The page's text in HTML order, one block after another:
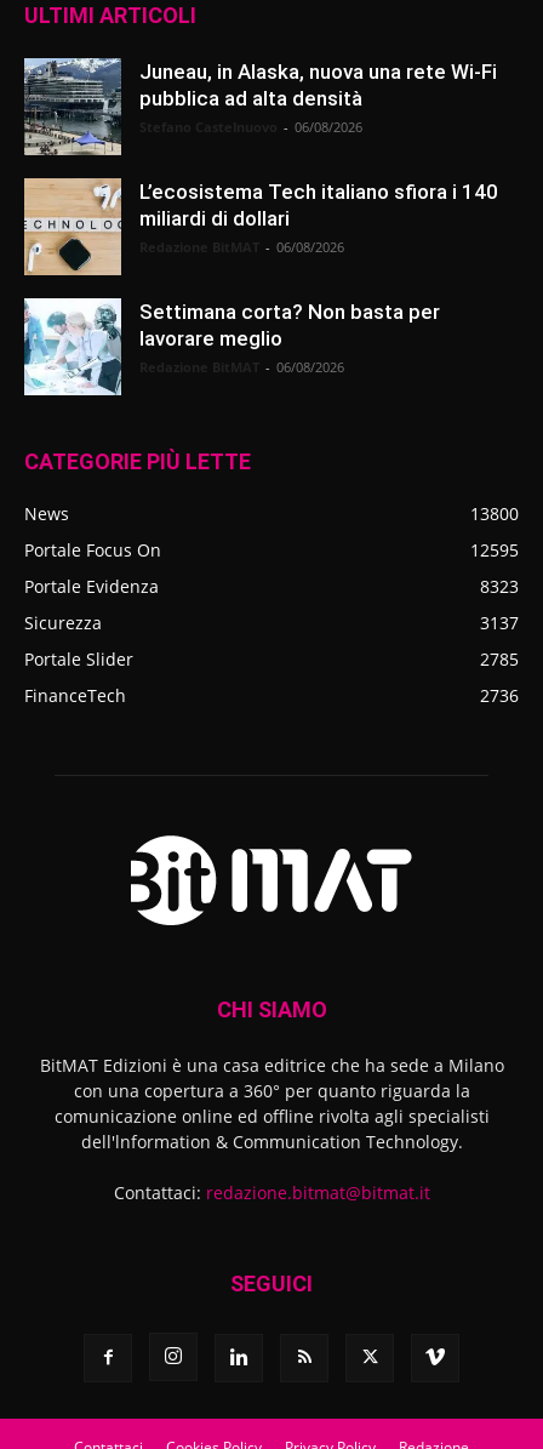
ULTIMI ARTICOLI
Juneau, in Alaska, nuova una rete Wi-Fi
pubblica ad alta densità
- 06/08/2026
L’ecosistema Tech italiano sfiora i 140
miliardi di dollari
- 06/08/2026
Settimana corta? Non basta per
lavorare meglio
- 06/08/2026
CATEGORIE PIÙ LETTE
News
13800
Portale Focus On
12595
Portale Evidenza
8323
Sicurezza
3137
Portale Slider
2785
FinanceTech
2736
CHI SIAMO
BitMAT Edizioni è una casa editrice che ha sede a Milano
con una copertura a 360° per quanto riguarda la
comunicazione online ed offline rivolta agli specialisti
dell'lnformation & Communication Technology.
Contattaci: redazione.bitmat@bitmat.it
SEGUICI